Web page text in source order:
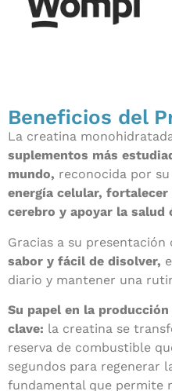
Beneficios del
La creatina
suplementos más
mundo, reconocida por
energía celular,
cerebro y apoyar la salud
Gracias a su presentación
sabor y fácil de disolver,
diario y mantener una
Su papel en la producción
clave: la creatina se
reserva de combustible
segundos para regenerar
fundamental que permite